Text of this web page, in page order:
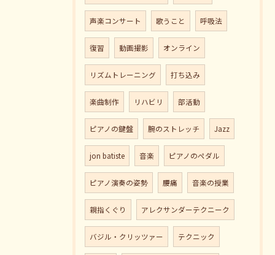
声楽コンサート 歌うこと 呼吸法
復習 動画撮影 オンライン
リズムトレーニング 打ち込み
楽曲制作 リハビリ 部活動
ピアノの鍵盤 腕のストレッチ Jazz
jon batiste 音楽 ピアノのペダル
ピアノ演奏の姿勢 腰痛 音楽の授業
親指くぐり アレクサンダーテクニーク
バジル・クリッツァー テクニック